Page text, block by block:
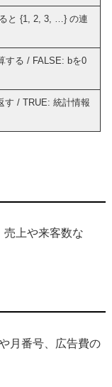
と {1, 2, 3, …} の連
する / FALSE: bを0
す / TRUE: 統計情報
売上や来客数な
月番号、広告費の